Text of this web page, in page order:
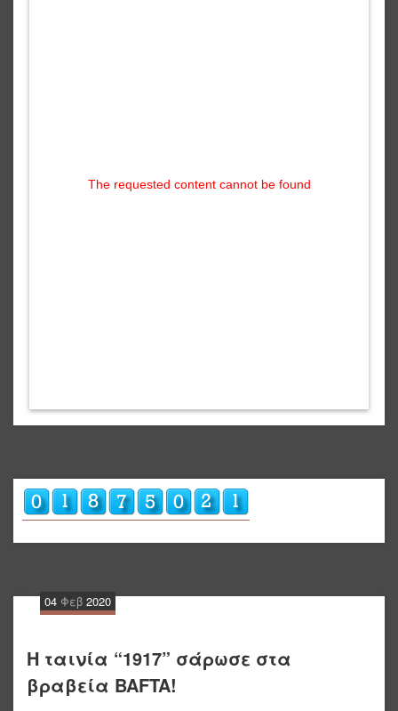
The requested content cannot be found
04 Φεβ 2020
Η ταινία “1917” σάρωσε στα
βραβεία BAFTA!